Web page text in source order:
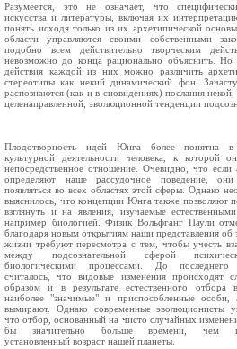
Разумеется, это не означает, что
искусства и литературы, включая их
понять исходя только из их архетипической
области управляются своими собственными
подобно всем действительно творческим
невозможно до конца рационально объяснить. Но
действия каждой из них можно различить
стереотипы как некий динамический фон.
распознаются (как и в сновидениях) послания
целенаправленной, эволюционной тенденции
Плодотворность идей Юнга более понятна в
культурной деятельности человека, к которой
непосредственное отношение. Очевидно, что если
определяют наше рассудочное поведение,
появляться во всех областях этой сферы. Однако
выяснилось, что концепции Юнга также позволяют
взглянуть и на явления, изучаемые
например биологией. Физик Вольфганг Паули
благодаря новым открытиям наши представления об
жизни требуют пересмотра с тем, чтобы учесть
между подсознательной сферой
биологическими процессами. До последнего
считалось, что видовые изменения происходят
образом и в результате естественного отбора
наиболее "значимые" и приспособленные особи,
вымирают. Однако современные эволюционисты
что отбор, основанный на чисто случайных
бы значительно больше времени, чем
установленный возраст нашей планеты.